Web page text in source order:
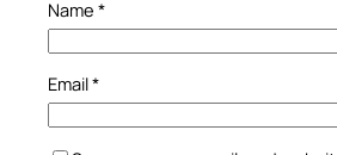
Name *
Email*